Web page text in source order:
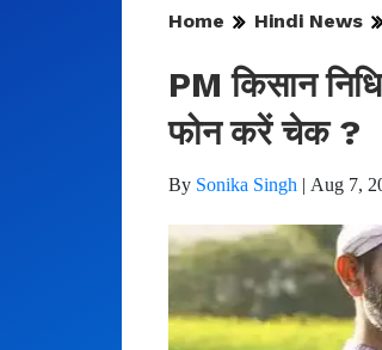
Home Hindi News
PM किसान
फोन करें चेक ?
By Sonika Singh | Aug 7,